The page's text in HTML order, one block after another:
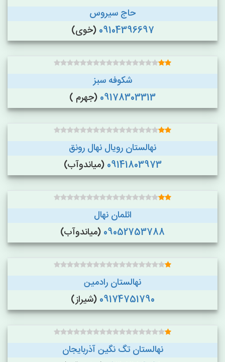
حاج سیروس
09104396697 (خوی)
شکوفه سبز
09178303313 (جهرم )
نهالستان رویال نهال رونق
09141803973 (میاندوآب)
ائلمان نهال
09052753788 (میاندوآب)
نهالستان رادمین
09174751790 (شیراز)
نهالستان تگ نگین آذربایجان